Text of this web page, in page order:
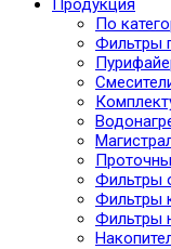
Продукция
По
Фильтры
Фильтры
Фильтры
Фильтры